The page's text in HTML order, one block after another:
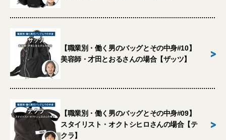
【職業別・働く男のバッグとその中身#10】
美容師・才田とおるさんの場合【ザッツ】
>
【職業別・働く男のバッグとその中身#09】
スタイリスト・オクトシヒロさんの場合【テ
クラ】
>